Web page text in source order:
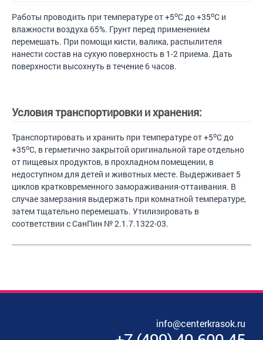
Работы проводить при температуре от +5oС до +35oС и
влажности воздуха 65%. Грунт перед применением
перемешать. При помощи кисти, валика, распылителя
нанести состав на сухую поверхность в 1-2 приема. Дать
поверхности высохнуть в течение 6 часов.
Условия транспортировки и хранения:
Транспортировать и хранить при температуре от +5oС до
+35oС, в герметично закрытой оригинальной таре отдельно
от пищевых продуктов, в прохладном помещении, в
недоступном для детей и животных месте. Выдерживает 5
циклов кратковременного замораживания-оттаивания. В
случае замерзания выдержать при комнатной температуре,
затем тщательно перемешать. Утилизировать в
соответствии с СанПин № 2.1.7.1322-03.
info@centerkrasok.ru